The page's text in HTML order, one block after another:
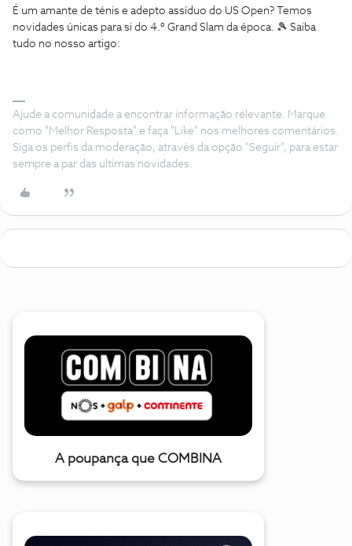
É um amante de ténis e adepto assíduo do US Open? Temos
novidades únicas para si do 4.º Grand Slam da época. 🎾 Saiba
tudo no nosso artigo:
Ajude a comunidade a encontrar informação relevante. Marque
como "Melhor Resposta" e faça "Like" nos melhores comentários.
Siga os perfis da moderação, através da opção "Seguir", para estar
sempre a par das ultimas novidades.
A poupança que COMBINA